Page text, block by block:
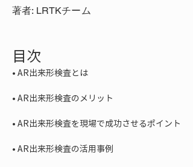
著者: LRTKチーム
目次
•
•
•
•